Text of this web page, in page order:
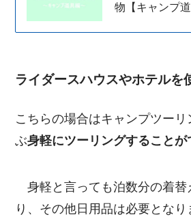
物【キャンプ道
ライダースハウスやホテルを
こちらの場合はキャンプツー
ぶ身軽にツーリングすることが
身軽と言っても泊数分の着替
り、その他日用品は必要とな